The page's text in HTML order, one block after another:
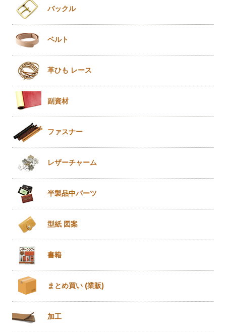
バックル
ベルト
革ひも レース
副資材
ファスナー
レザーチャーム
半製品中パーツ
型紙 図案
書籍
まとめ買い (業販)
加工